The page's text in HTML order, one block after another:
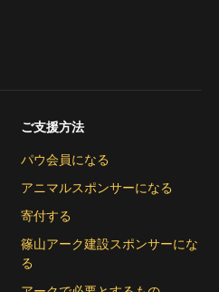
ご支援方法
パウ会員になる
アニマルスポンサーになる
寄付する
篠山アーク建設スポンサーにな
る